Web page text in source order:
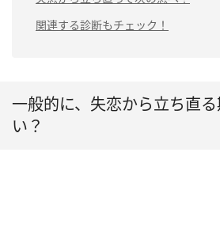
関連する診断もチェック！
一般的に、失恋から立ち直
い？